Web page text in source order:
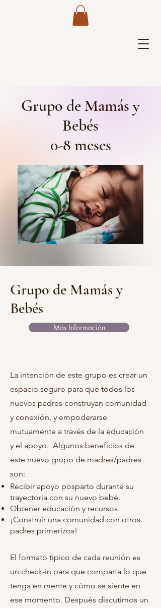
Grupo de Mamás y
Bebés
0-8 meses
Más Información
La intención de este grupo es crear un
espacio seguro para que todos los
nuevos padres construyan comunidad
y conexión, y empoderarse
mutuamente a través de la educación
y el apoyo. Algunos beneficios de
este nuevo grupo de madres/padres
son:
Recibir apoyo posparto durante su
trayectoria con su nuevo bebé.
Obtener educación y recursos.
¡Construir una comunidad con otros
padres primerizos!
El formato típico de cada reunión es
un check-in para que comparta lo que
tenga en mente y cómo se siente en
ese momento. Después discutimos un
Grupo de Mamás y
Bebés